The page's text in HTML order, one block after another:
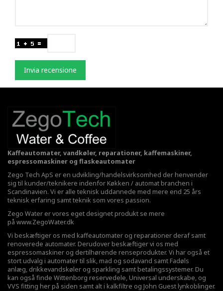
Invia recensione
Kaffeautomater, vandkøler, reparationer, kaffemaskiner,
espressomaskiner og flaskeautomater
Zego Tech ApS er en udvikling/handelsvirksomhed der henvender
sig til kunder/teknikere indenfor Køkken / automat branchen i
Scandinavien. Vi er alle teknisk uddannede med mere end 25 års
teknisk erfaring samt teknik som vores passion.
Zego Water er vores eget designet produkt se mere
på www.ZegoWater.dk
Vi beskæftiger os med kaffeautomater og reparationer deraf samt
renoverede automater. Derudover beskæftiger vi os med
espressomaskiner og dertilhørende renseprodukter. Vi har også et
stort udvalg i automater til slik, mad og sodavand samt Fadøls
anlæg, drikkevandskøler og sparkling samt betalingssystemer. Du
kan også finde Wittenborg reservedele, Universal underskabe, og
VVS fitting her på siden samt alt i kalkfiltre og John Guest lynkoblinger.